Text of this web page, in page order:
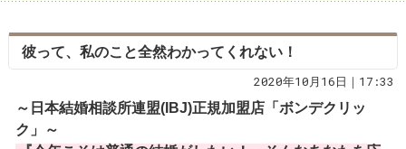
彼って、私のこと全然わかってくれない！
2020年10月16日｜17:33
～日本結婚相談所連盟(IBJ)正規加盟店「ボンデクリッ
ク」～